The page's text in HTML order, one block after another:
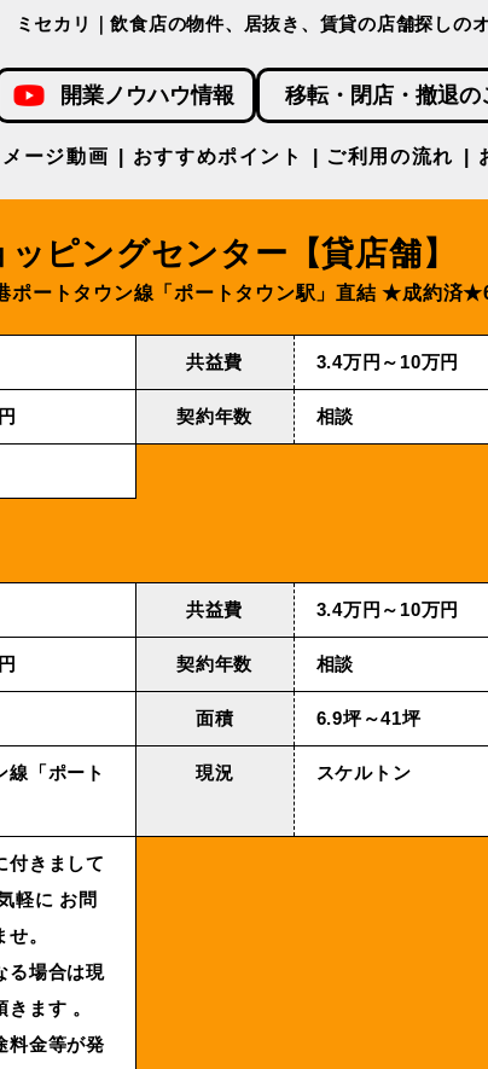
ミセカリ｜飲食店の物件、居抜き、賃貸の店舗探しの
開業ノウハウ情報 移転・閉店・撤退の
メージ動画 おすすめポイント ご利用の流れ
ピングセンター【貸店舗】
ートタウン線「ポートタウン駅」直結 ★成約済
共益費 3.4万円～10万円
契約年数 相談
共益費 3.4万円～10万円
契約年数 相談
面積 6.9坪～41坪
線「ポート
現況 スケルトン
付きまして
軽に お問
。
る場合は現
ます 。
料金等が発